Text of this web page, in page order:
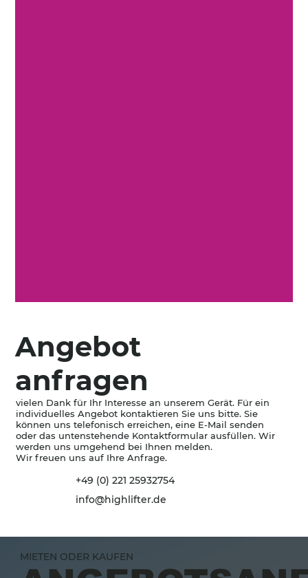
Angebot
anfragen
vielen Dank für Ihr Interesse an unserem Gerät. Für ein
individuelles Angebot kontaktieren Sie uns bitte. Sie
können uns telefonisch erreichen, eine E-Mail senden
oder das untenstehende Kontaktformular ausfüllen. Wir
werden uns umgehend bei Ihnen melden.
Wir freuen uns auf Ihre Anfrage.
info@highlifter.de
+49 (0) 221 25932754
MIETEN ODER KAUFEN